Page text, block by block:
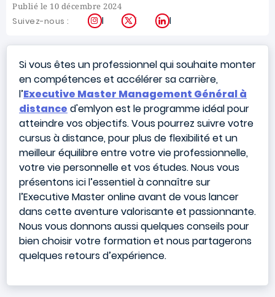
Publié le 10 décembre 2024
Suivez-nous : Instagram
X LinkedIn
Si vous êtes un professionnel qui souhaite monter
en compétences et accélérer sa carrière,
l’Executive Master Management Général à
distance d'emlyon est le programme idéal pour
atteindre vos objectifs. Vous pourrez suivre votre
cursus à distance, pour plus de flexibilité et un
meilleur équilibre entre votre vie professionnelle,
votre vie personnelle et vos études. Nous vous
présentons ici l’essentiel à connaître sur
l’Executive Master online avant de vous lancer
dans cette aventure valorisante et passionnante.
Nous vous donnons aussi quelques conseils pour
bien choisir votre formation et nous partagerons
quelques retours d’expérience.